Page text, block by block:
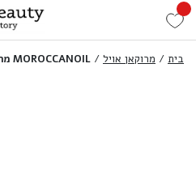
בית / מרוקאן אויל / MOROCCANOIL מרוקאן אויל | מגבת לעיטוף השיער